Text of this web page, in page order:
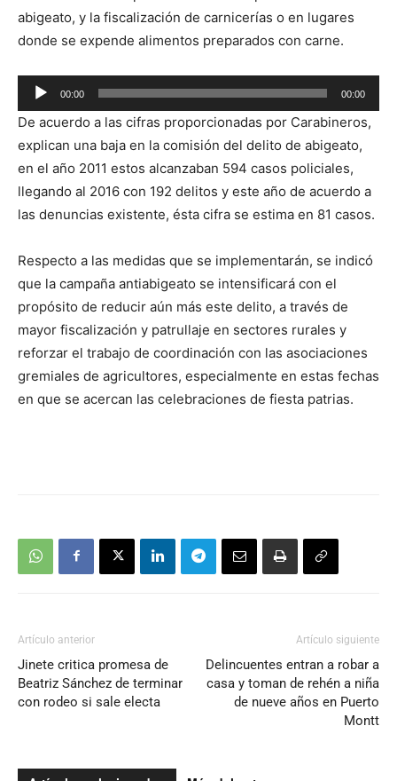
abigeato, y la fiscalización de carnicerías o en lugares
donde se expende alimentos preparados con carne.
Reproductor
de
audio
00:00 00:00
De acuerdo a las cifras proporcionadas por Carabineros,
explican una baja en la comisión del delito de abigeato,
en el año 2011 estos alcanzaban 594 casos policiales,
llegando al 2016 con 192 delitos y este año de acuerdo a
las denuncias existente, ésta cifra se estima en 81 casos.
Respecto a las medidas que se implementarán, se indicó
que la campaña antiabigeato se intensificará con el
propósito de reducir aún más este delito, a través de
mayor fiscalización y patrullaje en sectores rurales y
reforzar el trabajo de coordinación con las asociaciones
gremiales de agricultores, especialmente en estas fechas
en que se acercan las celebraciones de fiesta patrias.
Artículo anterior
Jinete critica promesa de
Beatriz Sánchez de terminar
con rodeo si sale electa
Artículo siguiente
Delincuentes entran a robar a
casa y toman de rehén a niña
de nueve años en Puerto
Montt